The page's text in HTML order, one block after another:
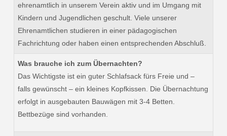
ehrenamtlich in unserem Verein aktiv und im Umgang mit
Kindern und Jugendlichen geschult. Viele unserer
Ehrenamtlichen studieren in einer pädagogischen
Fachrichtung oder haben einen entsprechenden Abschluß.
Was brauche ich zum Übernachten?
Das Wichtigste ist ein guter Schlafsack fürs Freie und –
falls gewünscht – ein kleines Kopfkissen. Die Übernachtung
erfolgt in ausgebauten Bauwägen mit 3-4 Betten.
Bettbezüge sind vorhanden.